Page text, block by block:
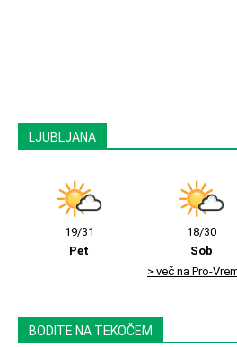
LJUBLJANA
19/31
Pet
18/30
Sob
> več na Pro-
BODITE NA TEKOČEM